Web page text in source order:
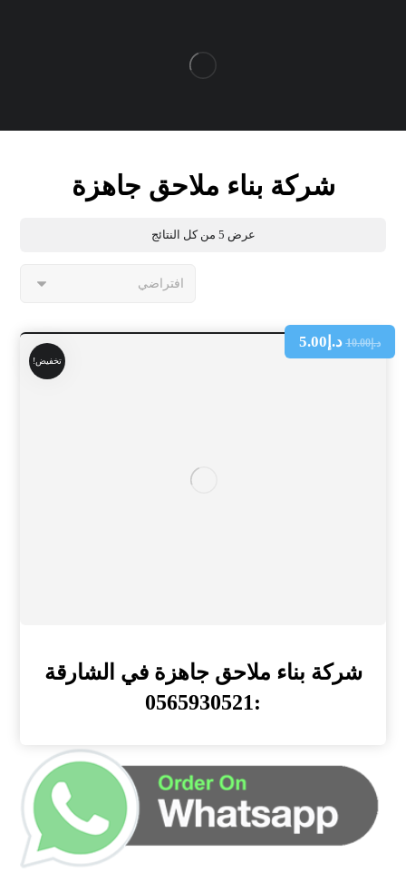
شركة بناء ملاحق جاهزة
عرض ⁦5⁩ من كل النتائج
تخفيض!
شركة بناء ملاحق جاهزة في الشارقة
:0565930521
د.إ10.00 د.إ 5.00